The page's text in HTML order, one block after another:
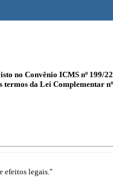
no Convênio ICMS nº 199/
da Lei Complementar
efeitos legais."